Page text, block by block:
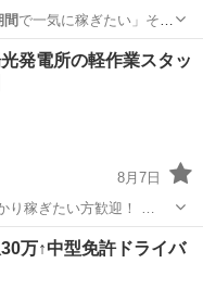
間で一気に稼ぎたい」そん
発電所の軽作業スタッ
8月7日
ッフ
万↑中型免許ドライバ